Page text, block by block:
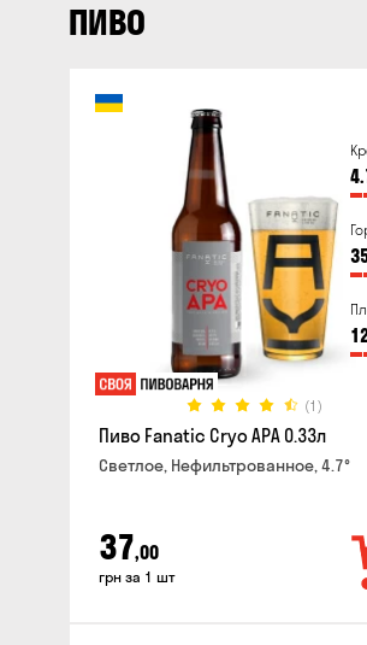
ПИВО
(1)
Пиво Fanatic Cryo APA 0.33л
Светлое, Нефильтрованное, 4.7°
37,00
грн за 1 шт